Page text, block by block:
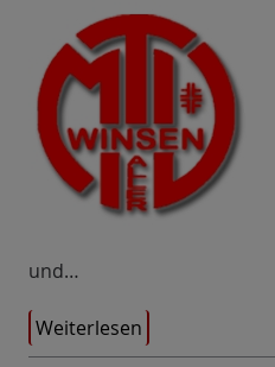
und…
Weiterlesen